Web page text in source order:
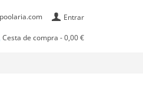
Entrar
Cesta de compra -0,00 €